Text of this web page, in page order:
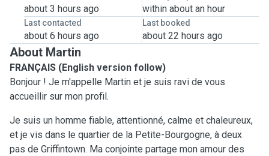
about 3 hours ago within about an hour
Last contacted
about 6 hours ago
Last booked
about 22 hours ago
About Martin
FRANÇAIS (English version follow)
Bonjour ! Je m'appelle Martin et je suis ravi de vous
accueillir sur mon profil.
Je suis un homme fiable, attentionné, calme et chaleureux,
et je vis dans le quartier de la Petite-Bourgogne, à deux
pas de Griffintown. Ma conjointe partage mon amour des